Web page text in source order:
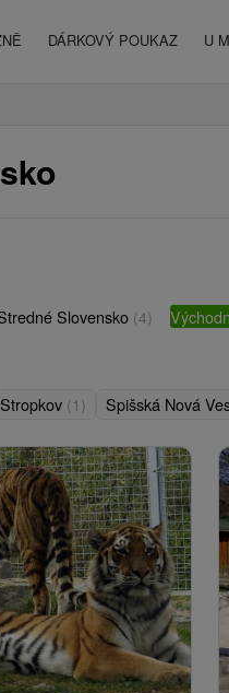
DÁRKOVÝ POUKAZ U
Slovensko (4)
Stropkov (1) Spišská Nová